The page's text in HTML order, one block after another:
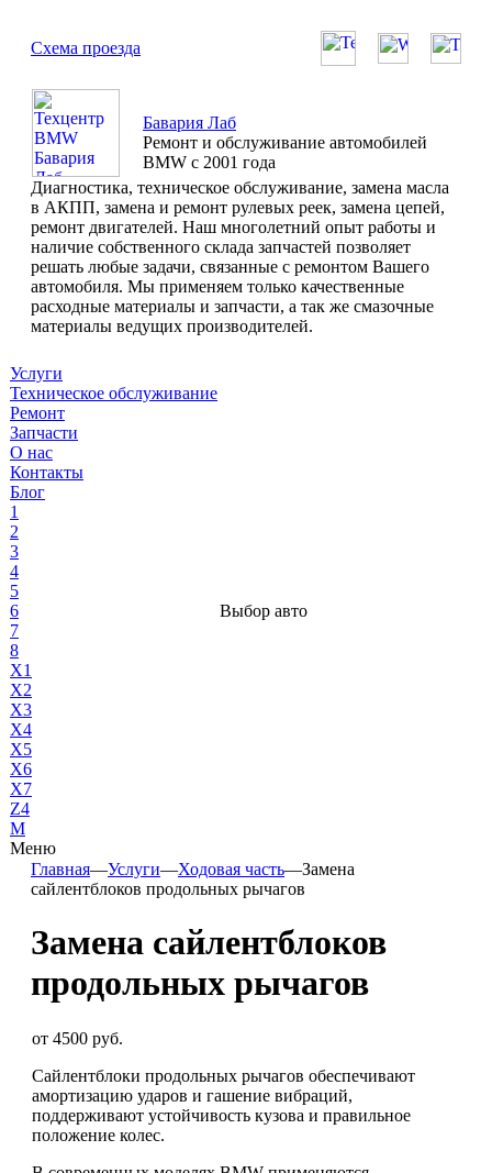
Схема проезда
Бавария Лаб
Ремонт и обслуживание автомобилей
BMW с 2001 года
Диагностика, техническое обслуживание, замена масла
в АКПП, замена и ремонт рулевых реек, замена цепей,
ремонт двигателей. Наш многолетний опыт работы и
наличие собственного склада запчастей позволяет
решать любые задачи, связанные с ремонтом Вашего
автомобиля. Мы применяем только качественные
расходные материалы и запчасти, а так же смазочные
материалы ведущих производителей.
Услуги
Техническое обслуживание
Ремонт
Запчасти
О нас
Контакты
Блог
1
2
3
4
5
6
7
8
X1
X2
X3
X4
X5
X6
X7
Z4
М
Меню
Выбор авто
Главная—Услуги—Ходовая часть—Замена
сайлентблоков продольных рычагов
Замена сайлентблоков
продольных рычагов
от 4500 руб.
Сайлентблоки продольных рычагов обеспечивают
амортизацию ударов и гашение вибраций,
поддерживают устойчивость кузова и правильное
положение колес.